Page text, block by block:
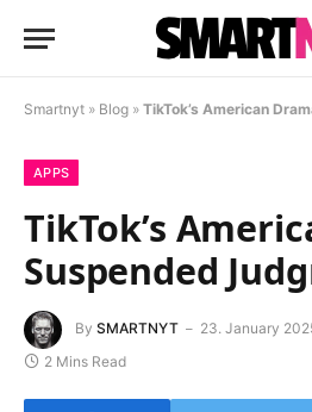
Smartnyt » Blog » TikTok’s American
APPS
TikTok’s
Suspended
By SMARTNYT 23. January
2 Mins Read